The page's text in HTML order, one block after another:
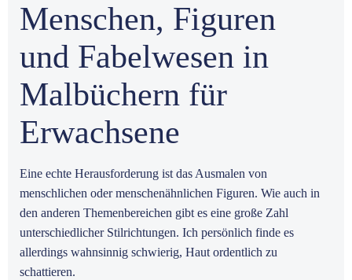
Menschen, Figuren
und Fabelwesen in
Malbüchern für
Erwachsene
Eine echte Herausforderung ist das Ausmalen von
menschlichen oder menschenähnlichen Figuren. Wie auch in
den anderen Themenbereichen gibt es eine große Zahl
unterschiedlicher Stilrichtungen. Ich persönlich finde es
allerdings wahnsinnig schwierig, Haut ordentlich zu
schattieren.